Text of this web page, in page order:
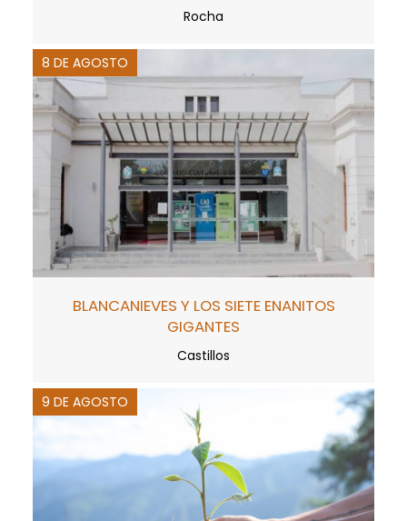
Rocha
8 DE AGOSTO
BLANCANIEVES Y LOS SIETE ENANITOS
GIGANTES
Castillos
9 DE AGOSTO